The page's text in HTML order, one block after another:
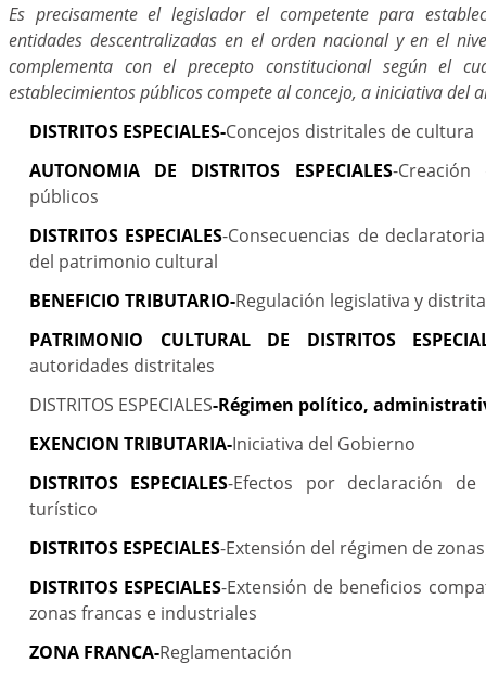
Es precisamente el legislador el competente para
entidades descentralizadas en el orden nacional y en el
complementa con el precepto constitucional según el
establecimientos públicos compete al concejo, a iniciativa del
DISTRITOS ESPECIALES-Concejos distritales de cultura
AUTONOMIA DE DISTRITOS ESPECIALES-Creación
públicos
DISTRITOS ESPECIALES-Consecuencias de
del patrimonio cultural
BENEFICIO TRIBUTARIO-Regulación legislativa y
PATRIMONIO CULTURAL DE DISTRITOS
autoridades distritales
DISTRITOS ESPECIALES-Régimen político,
EXENCION TRIBUTARIA-Iniciativa del Gobierno
DISTRITOS ESPECIALES-Efectos por declaración
turístico
DISTRITOS ESPECIALES-Extensión del régimen de
DISTRITOS ESPECIALES-Extensión de beneficios
zonas francas e industriales
ZONA FRANCA-Reglamentación